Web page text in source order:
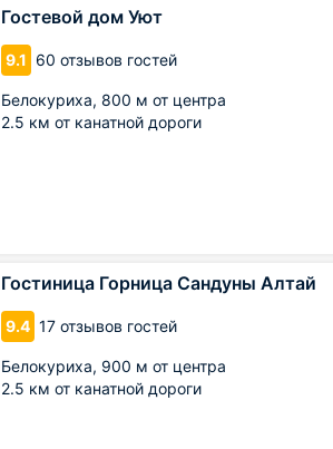
Гостевой дом Уют
9.1 60 отзывов гостей
Белокуриха, 800 м от центра
2.5 км от канатной дороги
Гостиница Горница Сандуны Алтай
9.4 17 отзывов гостей
Белокуриха, 900 м от центра
2.5 км от канатной дороги